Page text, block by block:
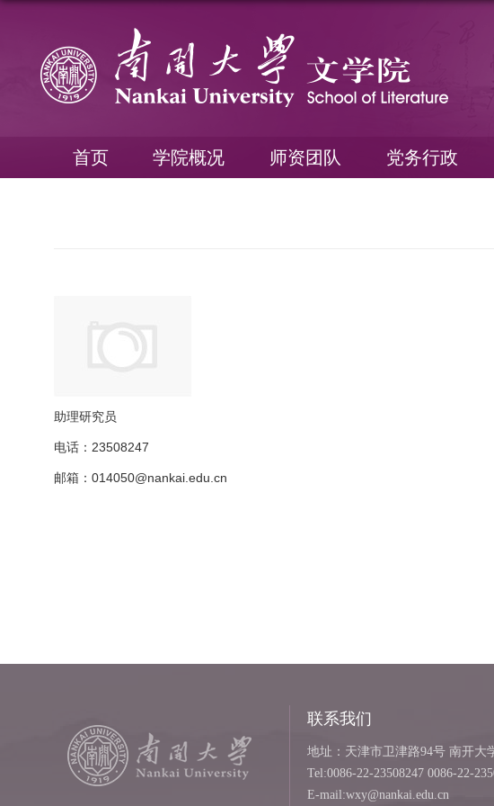
首页 学院概况 师资团队 党务行政
助理研究员
电话：23508247
邮箱：014050@nankai.edu.cn
联系我们
地址：天津市卫津路94号 南开大
Tel:0086-22-23508247 0086-22-
E-mail:wxy@nankai.edu.cn